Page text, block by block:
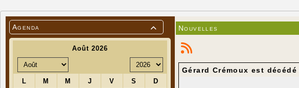

Agenda Nouvelles
Gérard Crémoux est décédé